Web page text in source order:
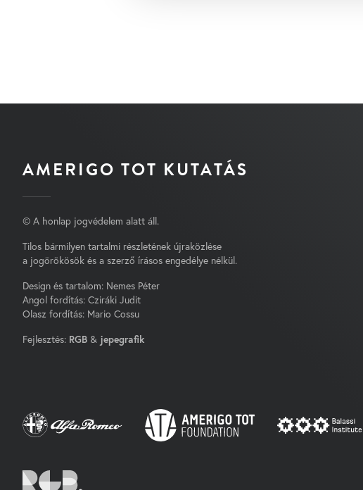
AMERIGO TOT KUTATÁS
© A honlap jogvédelem alatt áll.
Tilos bármilyen tartalmi részletének újraközlése
a jogörökösök és a szerző írásos engedélye nélkül.
Design és tartalom: Nemes Péter
Angol fordítás: Cziráki Judit
Olasz fordítás: Mario Cossu
Fejlesztés: RGB & jepegrafik